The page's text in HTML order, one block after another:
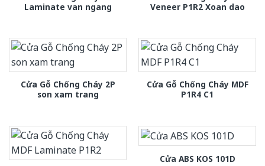
Laminate van ngang
Veneer P1R2 Xoan dao
Cửa Gỗ Chống Cháy 2P
son xam trang
Cửa Gỗ Chống Cháy MDF
P1R4 C1
Cửa ABS KOS 101D